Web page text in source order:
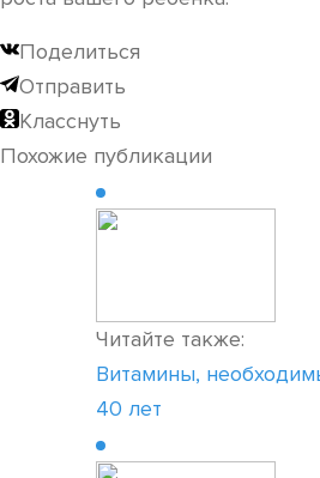
Поделиться
Отправить
Класснуть
Похожие публикации
Читайте также:
Витамины,
40 лет